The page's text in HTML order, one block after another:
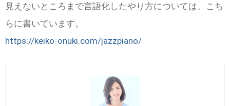
見えないところまで言語化したやり方については、こち
らに書いています。
https://keiko-onuki.com/jazzpiano/